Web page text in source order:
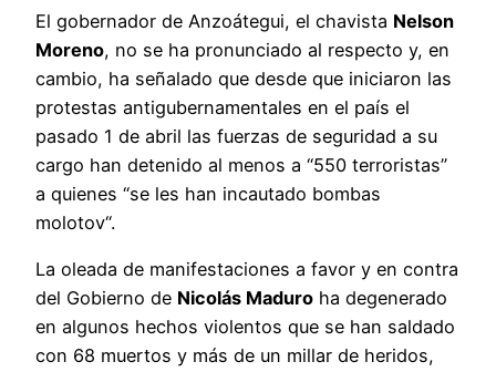
El gobernador de Anzoátegui, el chavista Nelson
Moreno, no se ha pronunciado al respecto y, en
cambio, ha señalado que desde que iniciaron las
protestas antigubernamentales en el país el
pasado 1 de abril las fuerzas de seguridad a su
cargo han detenido al menos a “550 terroristas”
a quienes “se les han incautado bombas
molotov“.
La oleada de manifestaciones a favor y en contra
del Gobierno de Nicolás Maduro ha degenerado
en algunos hechos violentos que se han saldado
con 68 muertos y más de un millar de heridos,